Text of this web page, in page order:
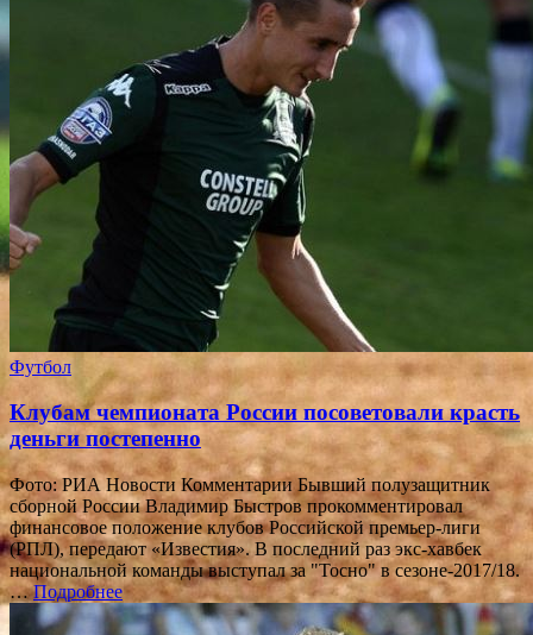
Футбол
Клубам чемпионата России посоветовали красть
деньги постепенно
Фото: РИА Новости Комментарии Бывший полузащитник
сборной России Владимир Быстров прокомментировал
финансовое положение клубов Российской премьер-лиги
(РПЛ), передают «Известия». В последний раз экс-хавбек
национальной команды выступал за "Тосно" в сезоне-2017/18.
…Подробнее